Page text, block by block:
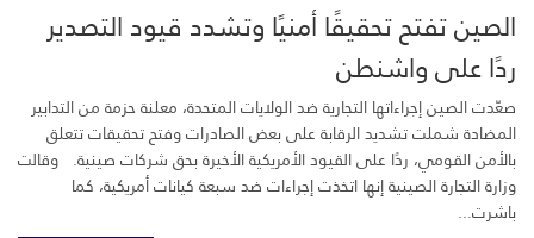
الصين تفتح تحقيقًا أمنيًا وتشدد قيود التصدير
ردًا على واشنطن
صعّدت الصين إجراءاتها التجارية ضد الولايات المتحدة، معلنة حزمة من التدابير
المضادة شملت تشديد الرقابة على بعض الصادرات وفتح تحقيقات تتعلق
بالأمن القومي، ردًا على القيود الأمريكية الأخيرة بحق شركات صينية. وقالت
وزارة التجارة الصينية إنها اتخذت إجراءات ضد سبعة كيانات أمريكية، كما
باشرت...